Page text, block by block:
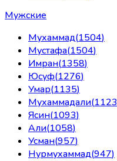
Мужские
Мухаммад(1504)
Мустафа(1504)
Имран(1358)
Юсуф(1276)
Умар(1135)
Мухаммадали(1123
Ясин(1093)
Али(1058)
Усман(957)
Нурмухаммад(947)